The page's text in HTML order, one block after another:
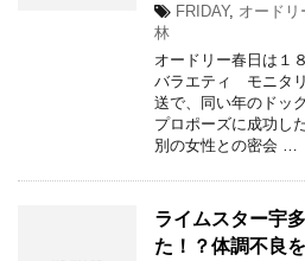
FRIDAY, オードリ
林
オードリー春日は１
バラエティ モニタ
送で、同い年のドッ
プロポーズに成功し
別の女性との密会 …
ライムスター宇
た！？体調不良